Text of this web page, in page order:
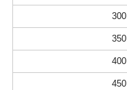
300
350
400
450